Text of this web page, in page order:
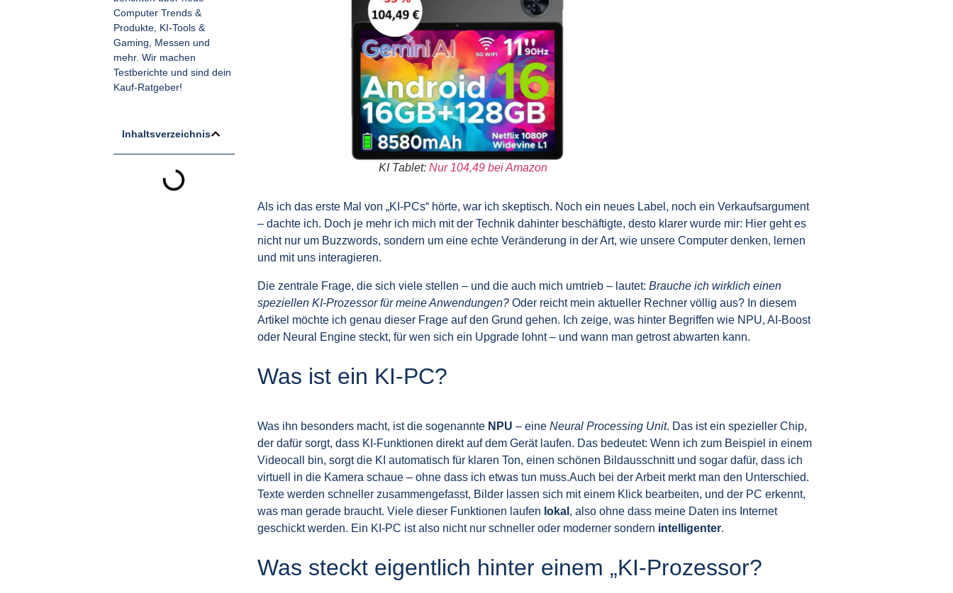
Computer Trends &
Produkte, KI-Tools &
Gaming, Messen und
mehr. Wir machen
Testberichte und sind dein
Kauf-Ratgeber!
Inhaltsverzeichnis
KI Tablet: Nur 104,49 bei Amazon
Als ich das erste Mal von „KI-PCs“ hörte, war ich skeptisch. Noch ein neues Label, noch ein Verkaufsargument
– dachte ich. Doch je mehr ich mich mit der Technik dahinter beschäftigte, desto klarer wurde mir: Hier geht es
nicht nur um Buzzwords, sondern um eine echte Veränderung in der Art, wie unsere Computer denken, lernen
und mit uns interagieren.
Die zentrale Frage, die sich viele stellen – und die auch mich umtrieb – lautet: Brauche ich wirklich einen
speziellen KI-Prozessor für meine Anwendungen?Oder reicht mein aktueller Rechner völlig aus? In diesem
Artikel möchte ich genau dieser Frage auf den Grund gehen. Ich zeige, was hinter Begriffen wie NPU, AI-Boost
oder Neural Engine steckt, für wen sich ein Upgrade lohnt – und wann man getrost abwarten kann.
Was ist ein KI-PC?
Was ihn besonders macht, ist die sogenannte NPU – eine Neural Processing Unit. Das ist ein spezieller Chip,
der dafür sorgt, dass KI-Funktionen direkt auf dem Gerät laufen. Das bedeutet: Wenn ich zum Beispiel in einem
Videocall bin, sorgt die KI automatisch für klaren Ton, einen schönen Bildausschnitt und sogar dafür, dass ich
virtuell in die Kamera schaue – ohne dass ich etwas tun muss.Auch bei der Arbeit merkt man den Unterschied.
Texte werden schneller zusammengefasst, Bilder lassen sich mit einem Klick bearbeiten, und der PC erkennt,
was man gerade braucht. Viele dieser Funktionen laufen lokal , also ohne dass meine Daten ins Internet
geschickt werden. Ein KI-PC ist also nicht nur schneller oder moderner sondern intelligenter.
Was steckt eigentlich hinter einem „KI-Prozessor?